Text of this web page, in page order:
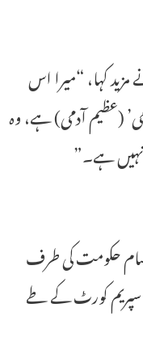
کہا، “میرا اس
(عظیم آدمی) ہے، وہ
نہیں ہے۔”
آسام حکومت کی طرف
سپریم کورٹ کے طے